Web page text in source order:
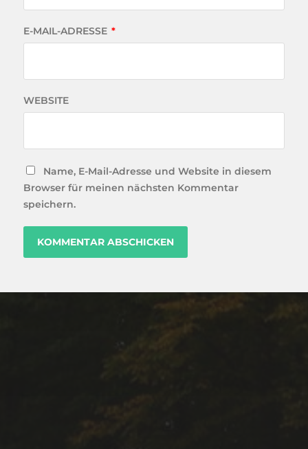
E-MAIL-ADRESSE *
WEBSITE
Name, E-Mail-Adresse und Website in diesem
Browser für meinen nächsten Kommentar
speichern.